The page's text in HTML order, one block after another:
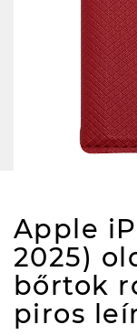
Apple
2025)
bőrtok
piros